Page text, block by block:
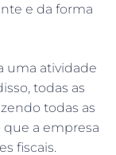
e da forma
uma atividade
todas as
todas as
que a empresa
fiscais.